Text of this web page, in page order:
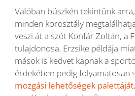
Valóban büszkén tekintünk
minden korosztály
veszi át a szót Konfár Zoltán, a
tulajdonosa. Erzsike példája
mások is kedvet kapnak a
érdekében pedig folyamatosan
mozgási lehetőségek palettáját.